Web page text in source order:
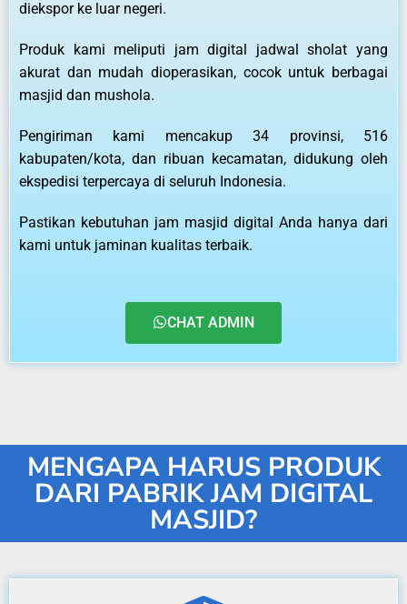
diekspor ke luar negeri.
Produk kami meliputi jam digital jadwal sholat yang
akurat dan mudah dioperasikan, cocok untuk berbagai
masjid dan mushola.
Pengiriman kami mencakup 34 provinsi, 516
kabupaten/kota, dan ribuan kecamatan, didukung oleh
ekspedisi terpercaya di seluruh Indonesia.
Pastikan kebutuhan jam masjid digital Anda hanya dari
kami untuk jaminan kualitas terbaik.
CHAT ADMIN
MENGAPA HARUS PRODUK
DARI PABRIK JAM DIGITAL
MASJID?